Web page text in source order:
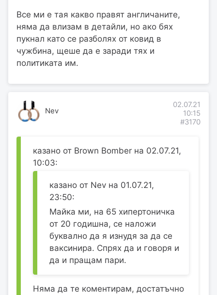
Все ми е тая какво правят англичаните,
няма да влизам в детайли, но ако бях
пукнал като се разболях от ковид в
чужбина, щеше да е заради тях и
политиката им.
Nev
02.07.21
10:15
#3170
казано от Brown Bomber на 02.07.21,
10:03:
казано от Nev на 01.07.21,
23:50:
Майка ми, на 65 хипертоничка
от 20 годишна, се наложи
буквално да я изнудя за да се
ваксинира. Спрях да и говоря и
да и пращам пари.
Няма да те коментирам, достатъчно